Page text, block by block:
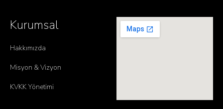
Kurumsal
Hakkımızda
Misyon & Vizyon
KVKK Yönetimi